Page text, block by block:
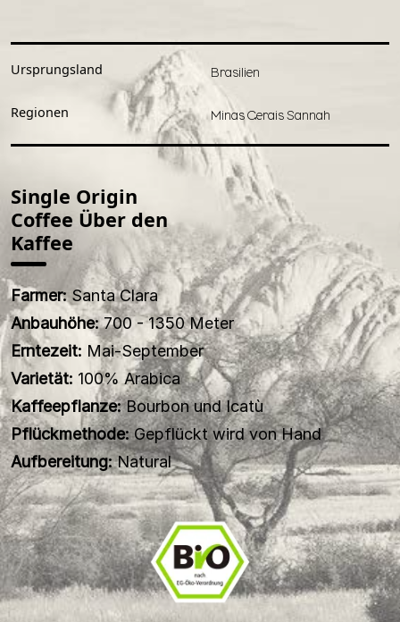
Ursprungsland Brasilien
Regionen Minas Gerais Sannah
Single Origin
Coffee Über den
Kaffee
Farmer: Santa Clara
Anbauhöhe:700 - 1350 Meter
Erntezeit: Mai-September
Varietät: 100% Arabica
Kaffeepflanze:Bourbon und Icatù
Pflückmethode:Gepflückt wird von Hand
Aufbereitung:Natural